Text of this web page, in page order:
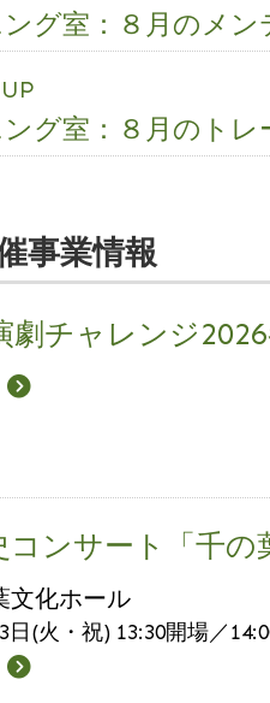
ング室：８月のメ
ング室：８月のト
事業情報
劇チャレンジ2026
コンサート「千の
文化ホール
日(火・祝) 13:30開場／